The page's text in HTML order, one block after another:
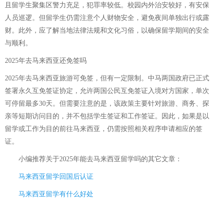
且留学生聚集区警力充足，犯罪率较低。校园内外治安较好，有安保
人员巡逻。但留学生仍需注意个人财物安全，避免夜间单独出行或露
财。此外，应了解当地法律法规和文化习俗，以确保留学期间的安全
与顺利。
2025年去马来西亚还免签吗
2025年去马来西亚旅游可免签，但有一定限制。中马两国政府已正式
签署永久互免签证协定，允许两国公民互免签证入境对方国家，单次
可停留最多30天。但需要注意的是，该政策主要针对旅游、商务、探
亲等短期访问目的，并不包括学生签证和工作签证。因此，如果是以
留学或工作为目的前往马来西亚，仍需按照相关程序申请相应的签
证。
小编推荐关于2025年能去马来西亚留学吗的其它文章：
马来西亚留学回国后认证
马来西亚留学有什么好处